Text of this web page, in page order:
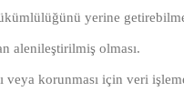
yerine
alenileştirilmiş olması.
veya korunması için veri